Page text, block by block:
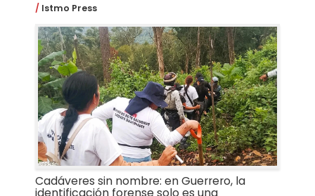
Istmo Press
Cadáveres sin nombre: en Guerrero, la